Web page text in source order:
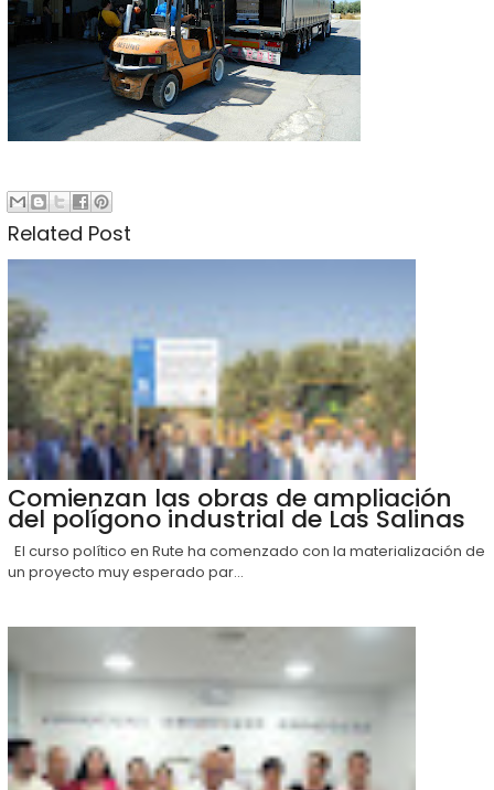
Related Post
Comienzan las obras de ampliación
del polígono industrial de Las Salinas
El curso político en Rute ha comenzado con la materialización de
un proyecto muy esperado par...